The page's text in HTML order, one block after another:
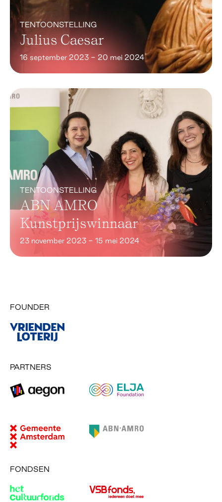
TENTOONSTELLING
Julius Caesar
16 september 2023 - 20 mei 2024
TENTOONSTELLING
ABN AMRO
Kunstprijswinnaar
23 november 2023 - 15 mei 2024
FOUNDER
PARTNERS
FONDSEN